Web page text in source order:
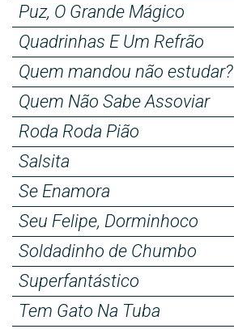
Puz, O Grande Mágico
Quadrinhas E Um Refrão
Quem mandou não estudar?
Quem Não Sabe Assoviar
Roda Roda Pião
Salsita
Se Enamora
Seu Felipe, Dorminhoco
Soldadinho de Chumbo
Superfantástico
Tem Gato Na Tuba